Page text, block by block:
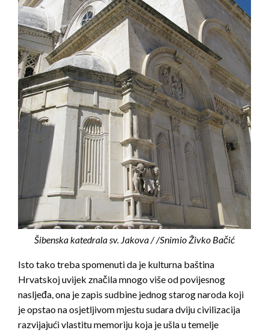
Šibenska katedrala sv. Jakova / /Snimio Živko Bačić
Isto tako treba spomenuti da je kulturna baština
Hrvatskoj uvijek značila mnogo više od povijesnog
nasljeđa, ona je zapis sudbine jednog starog naroda koji
je opstao na osjetljivom mjestu sudara dviju civilizacija
razvijajući vlastitu memoriju koja je ušla u temelje